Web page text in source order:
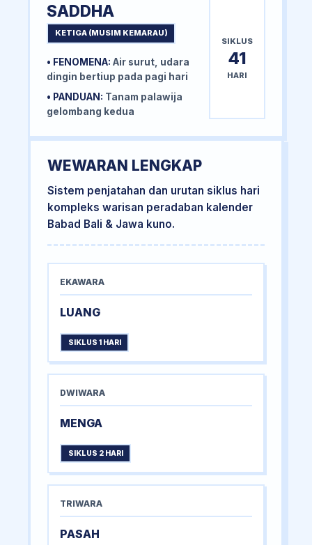
SADDHA
KETIGA (MUSIM KEMARAU)
• FENOMENA: Air surut, udara
dingin bertiup pada pagi hari
• PANDUAN: Tanam palawija
gelombang kedua
SIKLUS
41
HARI
WEWARAN LENGKAP
Sistem penjatahan dan urutan siklus hari
kompleks warisan peradaban kalender
Babad Bali & Jawa kuno.
EKAWARA
LUANG
SIKLUS 1 HARI
DWIWARA
MENGA
SIKLUS 2 HARI
TRIWARA
PASAH